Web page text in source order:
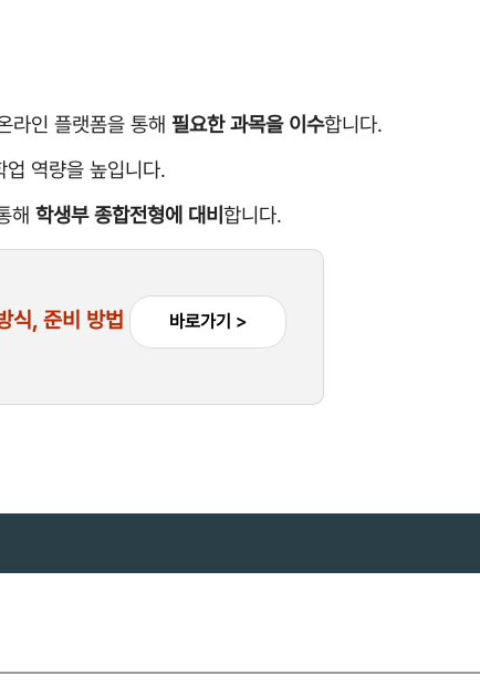
라인 플랫폼을 통해 필요한 과목을 이수합니다.
업 역량을 높입니다.
해학생부 종합전형에 대비합니다.
식, 준비 방법 바로가기 >